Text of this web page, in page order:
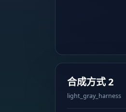
合成方式 2
light_gray_harness